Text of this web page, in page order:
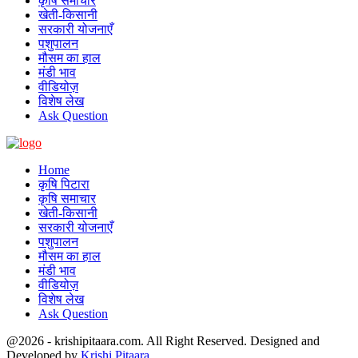
खेती-किसानी
सरकारी योजनाएँ
पशुपालन
मौसम का हाल
मंडी भाव
वीडियोज़
विशेष लेख
Ask Question
Home
कृषि पिटारा
कृषि समाचार
खेती-किसानी
सरकारी योजनाएँ
पशुपालन
मौसम का हाल
मंडी भाव
वीडियोज़
विशेष लेख
Ask Question
@2026 - krishipitaara.com. All Right Reserved. Designed and
Developed by Krishi Pitaara